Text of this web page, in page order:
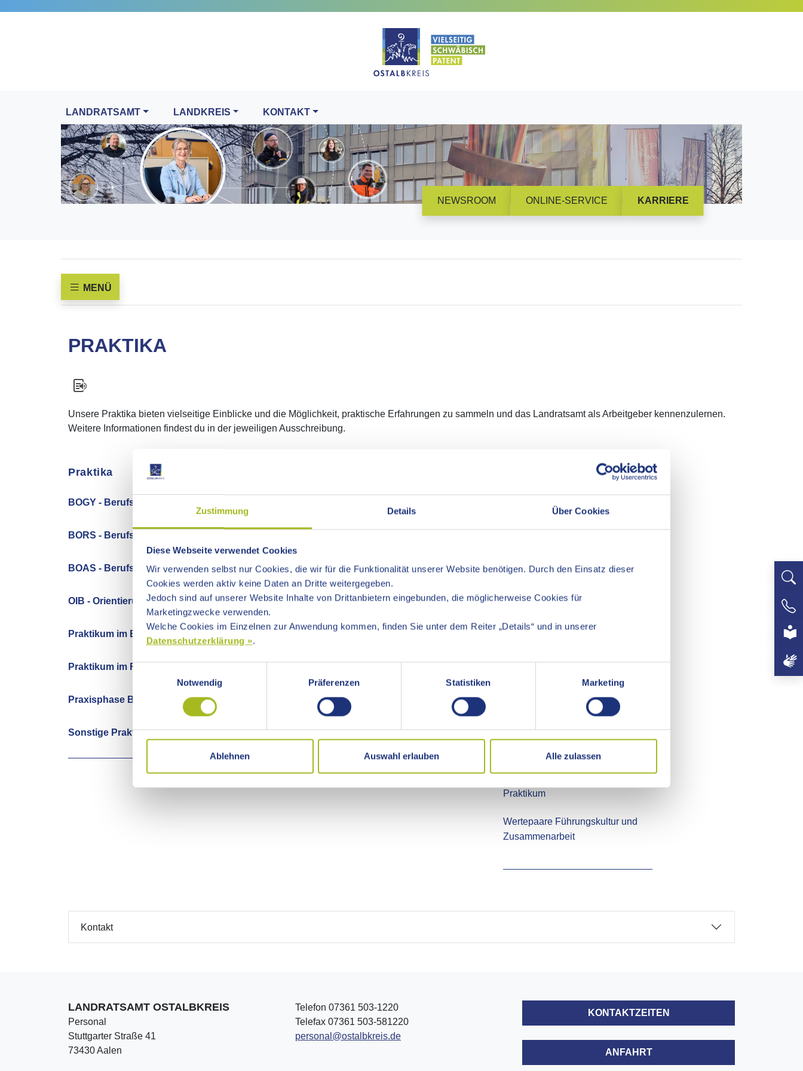
Zustimmung Details Über Cookies
Diese Webseite verwendet Cookies
Wir verwenden selbst nur Cookies, die wir für die Funktionalität unserer Website benötigen. Durch den Einsatz dieser
Cookies werden aktiv keine Daten an Dritte weitergegeben.
Jedoch sind auf unserer Website Inhalte von Drittanbietern eingebunden, die möglicherweise Cookies für
Marketingzwecke verwenden.
Welche Cookies im Einzelnen zur Anwendung kommen, finden Sie unter dem Reiter „Details“ und in unserer
Datenschutzerklärung ».
Einwilligungsauswahl
Notwendig
Präferenzen Statistiken Marketing
Ablehnen Auswahl erlauben Alle zulassen
LANDRATSAMT LANDKREIS KONTAKT
NEWSROOM ONLINE-SERVICE KARRIERE
MENÜ
PRAKTIKA
Unsere Praktika bieten vielseitige Einblicke und die Möglichkeit, praktische Erfahrungen zu sammeln und das Landratsamt als Arbeitgeber kennenzulernen.
Weitere Informationen findest du in der jeweiligen Ausschreibung.
Kontakt
LANDRATSAMT OSTALBKREIS
Personal
Stuttgarter Straße 41
73430 Aalen
Telefon 07361 503-1220
Telefax 07361 503-581220
personal@ostalbkreis.de
KONTAKTZEITEN
ANFAHRT